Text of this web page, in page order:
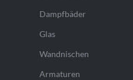
Dampfbäder
Glas
Wandnischen
Armaturen